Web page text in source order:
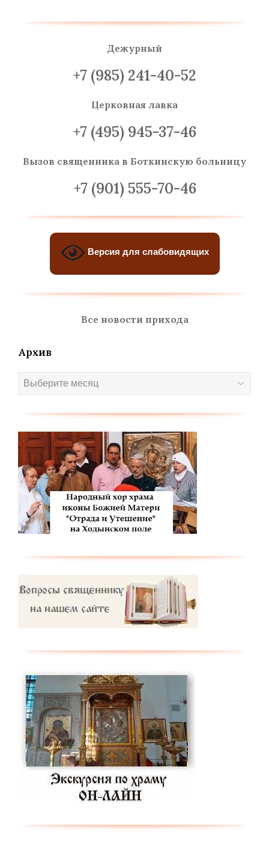
Дежурный
+7 (985) 241-40-52
Церковная лавка
+7 (495) 945-37-46
Вызов священника в Боткинскую больницу
+7 (901) 555-70-46
Версия для слабовидящих
Все новости прихода
Архив
Архив